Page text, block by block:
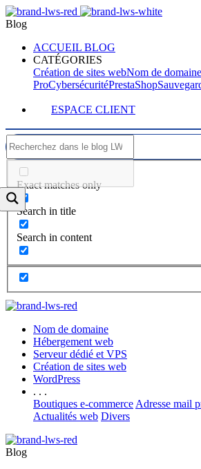
Blog
ACCUEIL BLOG
CATÉGORIES
Création de sites webNom de domaine
ProCybersécuritéPrestaShop
ESPACE CLIENT
Exact matches only
Search in title
Search in content
Nom de domaine
Hébergement web
Serveur dédié et VPS
Création de sites web
WordPress
. . .
Boutiques e-commerce Adresse mail
Actualités web Divers
Blog